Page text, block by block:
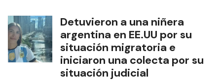
Detuvieron a una niñera
argentina en EE.UU por su
situación migratoria e
iniciaron una colecta por su
situación judicial